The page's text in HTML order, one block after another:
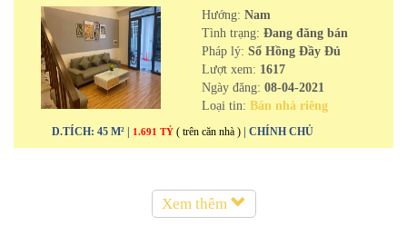
Hướng: Nam
Tình trạng: Đang đăng bán
Pháp lý: Sổ Hồng Đầy Đủ
Lượt xem: 1617
Ngày đăng: 08-04-2021
Loại tin: Bán nhà riêng
D.TÍCH: 45 M² | 1.691 TỶ ( trên căn nhà ) | CHÍNH CHỦ
Xem thêm